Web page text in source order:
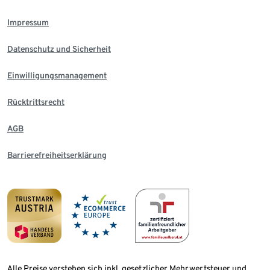
Impressum
Datenschutz und Sicherheit
Einwilligungsmanagement
Rücktrittsrecht
AGB
Barrierefreiheitserklärung
Alle Preise verstehen sich inkl. gesetzlicher Mehrwertsteuer und